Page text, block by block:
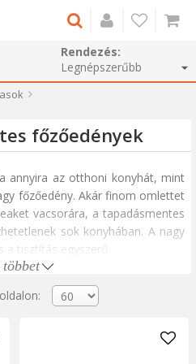
Rendezés:
főzőedények
annyira az otthoni konyhát, mint
főzőedény. Akár finom omlettet
vacsorára, a tapadásmentes
sok konyhában. A nagy
a tisztítás egyszerű.
olajat használunk – vagy
főzőedény biztosítja, hogy
a tányérra. Ez azt jelenti, hogy
tölteni, és több időt tölthet
kedvenc ételeit.
többet